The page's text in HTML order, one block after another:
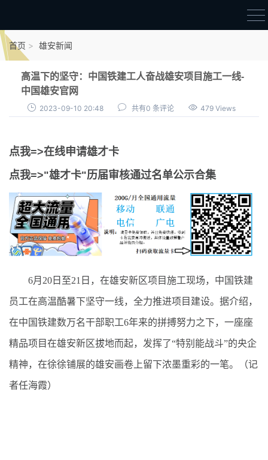
审核通过公示
首页 雄安新闻
高温下的坚守：中国铁建工人奋战雄安项目施工一线-
中国雄安官网
2023-09-10 20:48 共有0 条评论 479 Views
点我=>在线申请雄才卡
点我=>"雄才卡"历届审核通过名单公示合集
6月20日至21日，在雄安新区项目施工现场，中国铁建
员工在高温酷暑下坚守一线，全力推进项目建设。据介绍，
在中国铁建数万名干部职工6年来的拼搏努力之下，一座座
精品项目在雄安新区拔地而起，发挥了“特别能战斗”的央企
精神，在徐徐铺展的雄安画卷上留下浓墨重彩的一笔。（记
者任海霞）